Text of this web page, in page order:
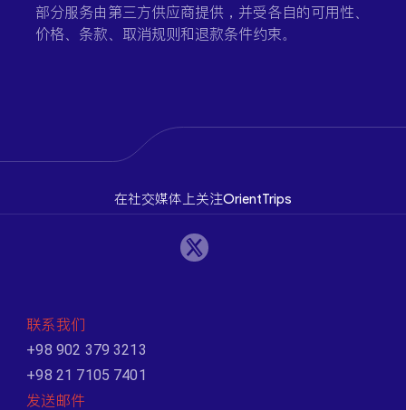
部分服务由第三方供应商提供，并受各自的可用性、
价格、条款、取消规则和退款条件约束。
在社交媒体上关注OrientTrips
联系我们
+98 902 379 3213
+98 21 7105 7401
发送邮件